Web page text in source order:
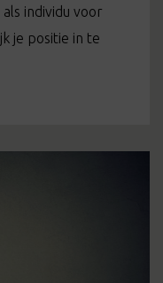
individu voor
je positie in te